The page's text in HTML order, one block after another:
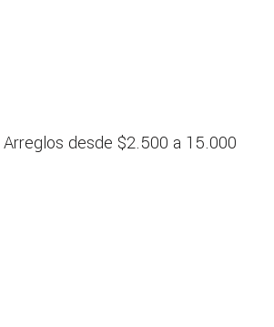
desde $2.500 a 15.000